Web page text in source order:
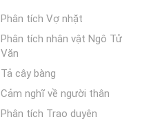
Phân tích Vợ nhặt
Phân tích nhân vật Ngô Tử
Văn
Tả cây bàng
Cảm nghĩ về người thân
Phân tích Trao duyên